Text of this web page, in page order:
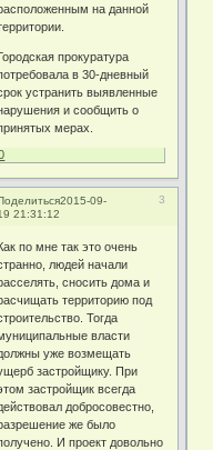
на данной
Городская прокуратура
в 30-дневный
устранить выявленные
и сообщить о
мерах.
3
2015-09-
21:31:12
по мне так это очень
людей начали
сносить дома и
территорию под
Тогда
власти
уже возмещать
застройщику. При
застройщик всегда
добросовестно,
же было
И проект довольно